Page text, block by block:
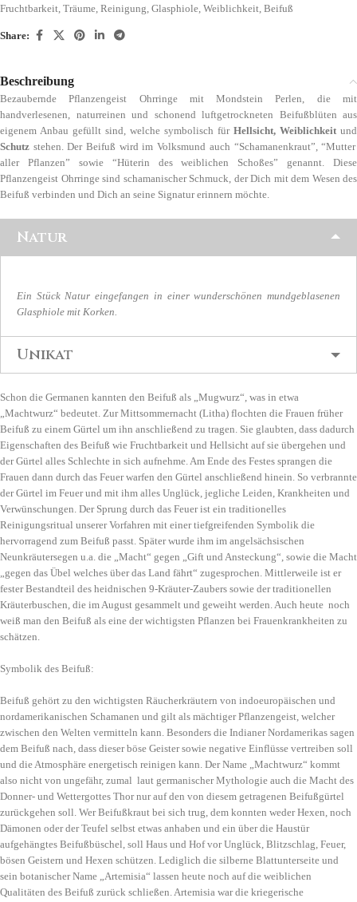
Fruchtbarkeit, Träume, Reinigung, Glasphiole, Weiblichkeit, Beifuß
Share:
Beschreibung
Bezaubernde Pflanzengeist Ohrringe mit Mondstein Perlen, die mit
handverlesenen, naturreinen und schonend luftgetrockneten Beifußblüten aus
eigenem Anbau gefüllt sind, welche symbolisch fürHellsicht, Weiblichkeit und
Schutz stehen. Der Beifuß wird im Volksmund auch “Schamanenkraut”, “Mutter
aller Pflanzen” sowie “Hüterin des weiblichen Schoßes” genannt. Diese
Pflanzengeist Ohrringe sind schamanischer Schmuck, der Dich mit dem Wesen des
Beifuß verbinden und Dich an seine Signatur erinnern möchte.
Natur
Ein Stück Natur eingefangen in einer wunderschönen mundgeblasenen
Glasphiole mit Korken.
Unikat
Schon die Germanen kannten den Beifuß als „Mugwurz“, was in etwa
„Machtwurz“ bedeutet. Zur Mittsommernacht (Litha) flochten die Frauen früher
Beifuß zu einem Gürtel um ihn anschließend zu tragen. Sie glaubten, dass dadurch
Eigenschaften des Beifuß wie Fruchtbarkeit und Hellsicht auf sie übergehen und
der Gürtel alles Schlechte in sich aufnehme. Am Ende des Festes sprangen die
Frauen dann durch das Feuer warfen den Gürtel anschließend hinein. So verbrannte
der Gürtel im Feuer und mit ihm alles Unglück, jegliche Leiden, Krankheiten und
Verwünschungen. Der Sprung durch das Feuer ist ein traditionelles
Reinigungsritual unserer Vorfahren mit einer tiefgreifenden Symbolik die
hervorragend zum Beifuß passt. Später wurde ihm im angelsächsischen
Neunkräutersegen u.a. die „Macht“ gegen „Gift und Ansteckung“, sowie die Macht
„gegen das Übel welches über das Land fährt“ zugesprochen. Mittlerweile ist er
fester Bestandteil des heidnischen 9-Kräuter-Zaubers sowie der traditionellen
Kräuterbuschen, die im August gesammelt und geweiht werden. Auch heute noch
weiß man den Beifuß als eine der wichtigsten Pflanzen bei Frauenkrankheiten zu
schätzen.
Symbolik des Beifuß:
Beifuß gehört zu den wichtigsten Räucherkräutern von indoeuropäischen und
nordamerikanischen Schamanen und gilt als mächtiger Pflanzengeist, welcher
zwischen den Welten vermitteln kann. Besonders die Indianer Nordamerikas sagen
dem Beifuß nach, dass dieser böse Geister sowie negative Einflüsse vertreiben soll
und die Atmosphäre energetisch reinigen kann. Der Name „Machtwurz“ kommt
also nicht von ungefähr, zumal laut germanischer Mythologie auch die Macht des
Donner- und Wettergottes Thor nur auf den von diesem getragenen Beifußgürtel
zurückgehen soll. Wer Beifußkraut bei sich trug, dem konnten weder Hexen, noch
Dämonen oder der Teufel selbst etwas anhaben und ein über die Haustür
aufgehängtes Beifußbüschel, soll Haus und Hof vor Unglück, Blitzschlag, Feuer,
bösen Geistern und Hexen schützen. Lediglich die silberne Blattunterseite und
sein botanischer Name „Artemisia“ lassen heute noch auf die weiblichen
Qualitäten des Beifuß zurück schließen. Artemisia war die kriegerische